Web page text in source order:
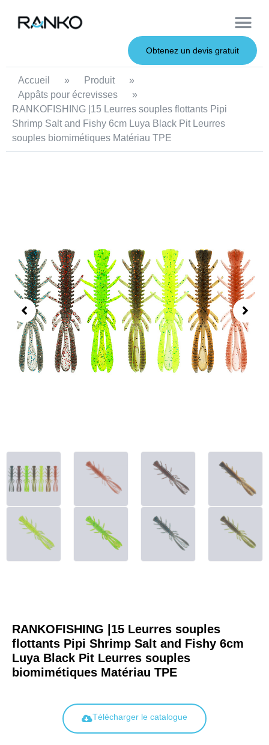
Obtenez un devis gratuit
Accueil » Produit
»
Appâts pour écrevisses
»
RANKOFISHING |15 Leurres souples flottants Pipi
Shrimp Salt and Fishy 6cm Luya Black Pit Leurres
souples biomimétiques Matériau TPE
RANKOFISHING |15 Leurres souples
flottants Pipi Shrimp Salt and Fishy 6cm
Luya Black Pit Leurres souples
biomimétiques Matériau TPE
Télécharger le catalogue